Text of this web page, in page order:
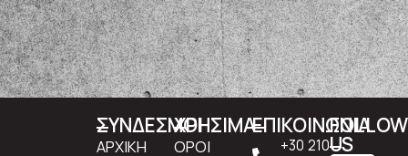
ΣΥΝΔΕΣΜΟΙ
ΑΡΧΙΚΗ
ΧΡΗΣΙΜΑ
ΟΡΟΙ
ΕΠΙΚΟΙΝΩΝΙΑ
+30 210
FOLLOW
US